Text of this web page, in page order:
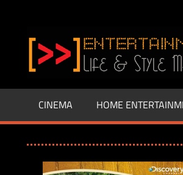
springenBase.de
CINEMA HOME